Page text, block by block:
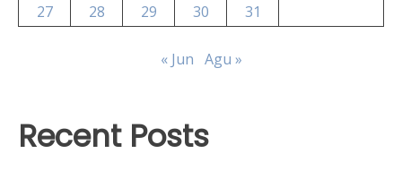
27
28 29 30 31
« Jun Agu »
Recent Posts